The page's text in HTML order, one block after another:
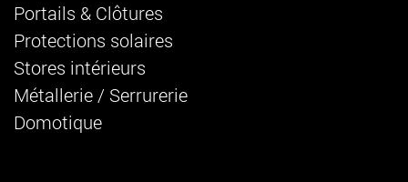
Portails & Clôtures
Protections solaires
Stores intérieurs
Métallerie / Serrurerie
Domotique